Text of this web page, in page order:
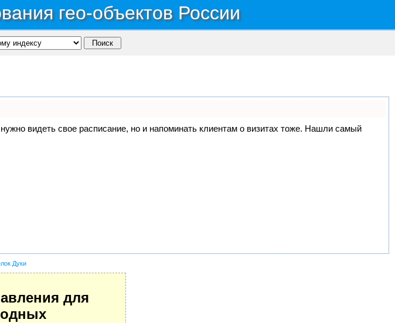
гео-объектов России
видеть свое расписание, но и напоминать клиентам о визитах тоже. Нашли самый
Дуки
для